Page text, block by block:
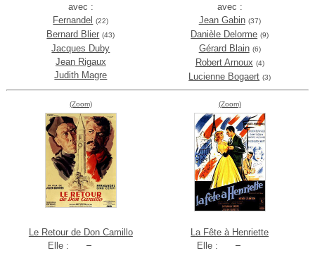
avec :
Fernandel
(22)
Bernard Blier (43)
Jacques Duby
Jean Rigaux
Judith Magre
avec :
Jean Gabin (37)
Danièle Delorme (9)
Gérard Blain (6)
Robert Arnoux (4)
Lucienne Bogaert (3)
(Zoom)
Le Retour de Don Camillo
Elle :
(Zoom)
La Fête à Henriette
Elle :